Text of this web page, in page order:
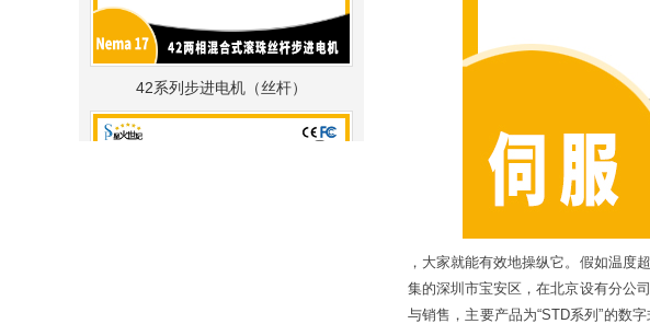
42系列步进电机（丝杆）
，大家就能有效地操纵它。假如温度
集的深圳市宝安区，在北京设有分公
与销售，主要产品为“STD系列”的数